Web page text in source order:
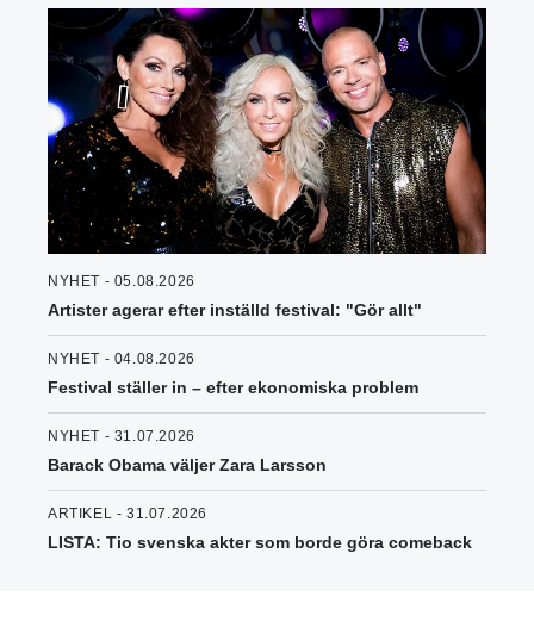
NYHET - 05.08.2026
Artister agerar efter inställd festival: "Gör allt"
NYHET - 04.08.2026
Festival ställer in – efter ekonomiska problem
NYHET - 31.07.2026
Barack Obama väljer Zara Larsson
ARTIKEL - 31.07.2026
LISTA: Tio svenska akter som borde göra comeback